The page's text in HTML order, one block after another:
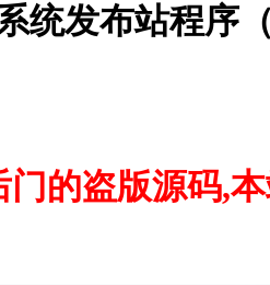
统发布站程序
的盗版源码,